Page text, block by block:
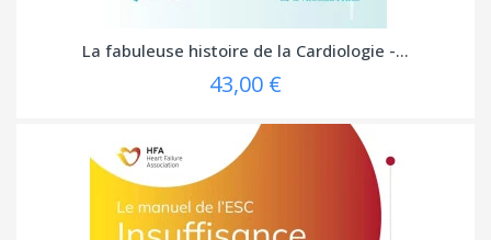
La fabuleuse histoire de la Cardiologie -...
43,00 €